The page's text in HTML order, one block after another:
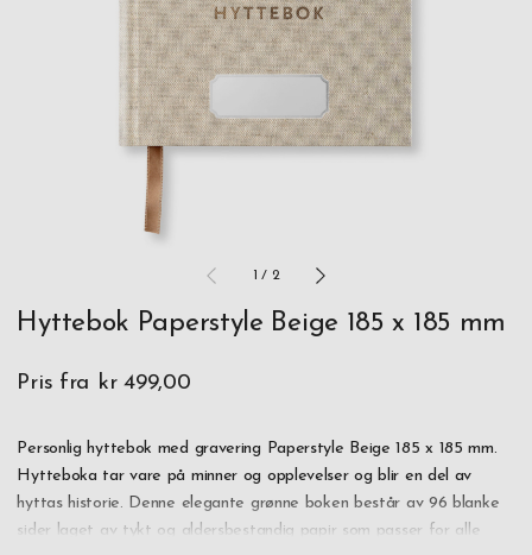
BRYLLUPSGAVE 2026
1 / 2
Hyttebok Paperstyle Beige 185 x 185 mm
Pris fra kr 499,00
Personlig hyttebok med gravering Paperstyle Beige 185 x 185 mm.
Hytteboka tar vare på minner og opplevelser og blir en del av
hyttas historie. Denne elegante grønne boken består av 96 blanke
sider laget av tykt og aldersbestandig papir som passer for alle